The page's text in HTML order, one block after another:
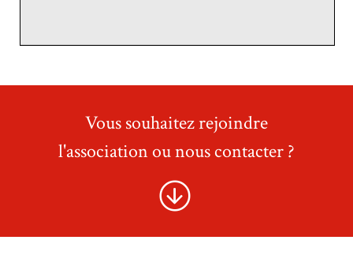
Vous souhaitez rejoindre
l'association ou nous contacter ?